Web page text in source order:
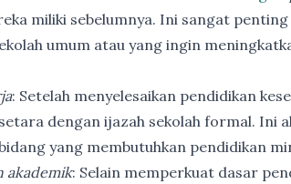
miliki sebelumnya. Ini sangat
umum atau yang ingin
: Setelah menyelesaikan pendidikan
dengan ijazah sekolah formal. Ini
yang membutuhkan pendidikan
akademik: Selain memperkuat dasar